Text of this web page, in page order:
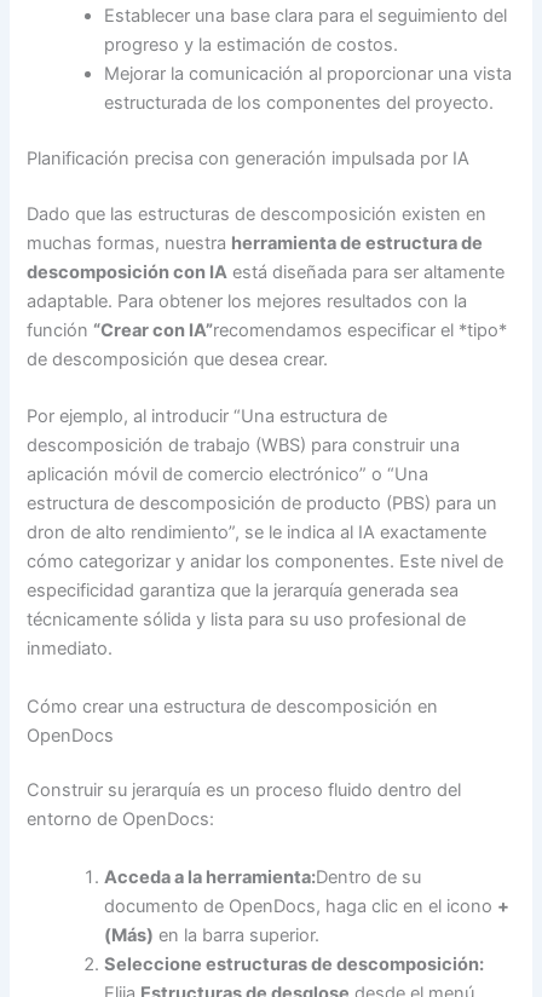
Establecer una base clara para el seguimiento del
progreso y la estimación de costos.
Mejorar la comunicación al proporcionar una vista
estructurada de los componentes del proyecto.
Planificación precisa con generación impulsada por IA
Dado que las estructuras de descomposición existen en
muchas formas, nuestra herramienta de estructura de
descomposición con IA está diseñada para ser altamente
adaptable. Para obtener los mejores resultados con la
función “Crear con IA”recomendamos especificar el *tipo*
de descomposición que desea crear.
Por ejemplo, al introducir “Una estructura de
descomposición de trabajo (WBS) para construir una
aplicación móvil de comercio electrónico” o “Una
estructura de descomposición de producto (PBS) para un
dron de alto rendimiento”, se le indica al IA exactamente
cómo categorizar y anidar los componentes. Este nivel de
especificidad garantiza que la jerarquía generada sea
técnicamente sólida y lista para su uso profesional de
inmediato.
Cómo crear una estructura de descomposición en
OpenDocs
Construir su jerarquía es un proceso fluido dentro del
entorno de OpenDocs:
Acceda a la herramienta:Dentro de su
documento de OpenDocs, haga clic en el icono +
(Más) en la barra superior.
Seleccione estructuras de descomposición: